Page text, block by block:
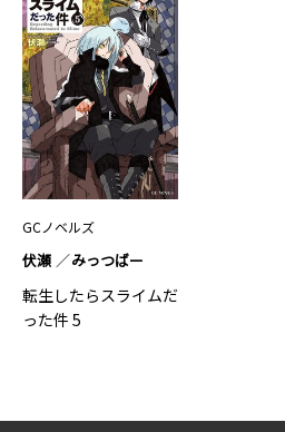
GCノベルズ
伏瀬 みっつばー
転生したらスライムだ
った件 5